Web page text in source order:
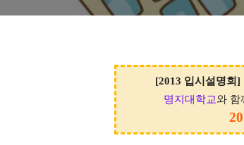
[2013 입시설명회] [
명지대학교와 함